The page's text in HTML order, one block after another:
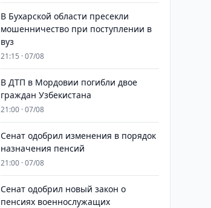
В Бухарской области пресекли
мошенничество при поступлении в
вуз
21:15 · 07/08
В ДТП в Мордовии погибли двое
граждан Узбекистана
21:00 · 07/08
Сенат одобрил изменения в порядок
назначения пенсий
21:00 · 07/08
Сенат одобрил новый закон о
пенсиях военнослужащих